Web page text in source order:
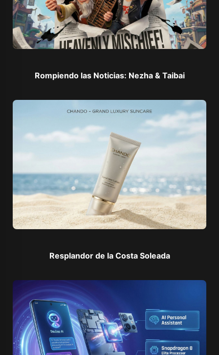
Rompiendo las Noticias: Nezha & Taibai
Resplandor de la Costa Soleada